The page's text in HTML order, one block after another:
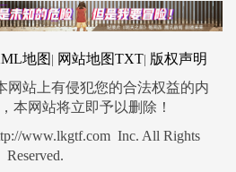
地图 网站地图TXT 版权声明
网站上有侵犯您的合法权益的内
本网站将立即予以删除！
www.lkgtf.com Inc. All Rights
Reserved.